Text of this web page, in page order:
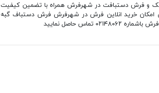
و فرش دستبافت در شهرفرش همراه با تضمین کیفیت
خرید انلاین فرش در شهرفرش فرش دستباف گبه